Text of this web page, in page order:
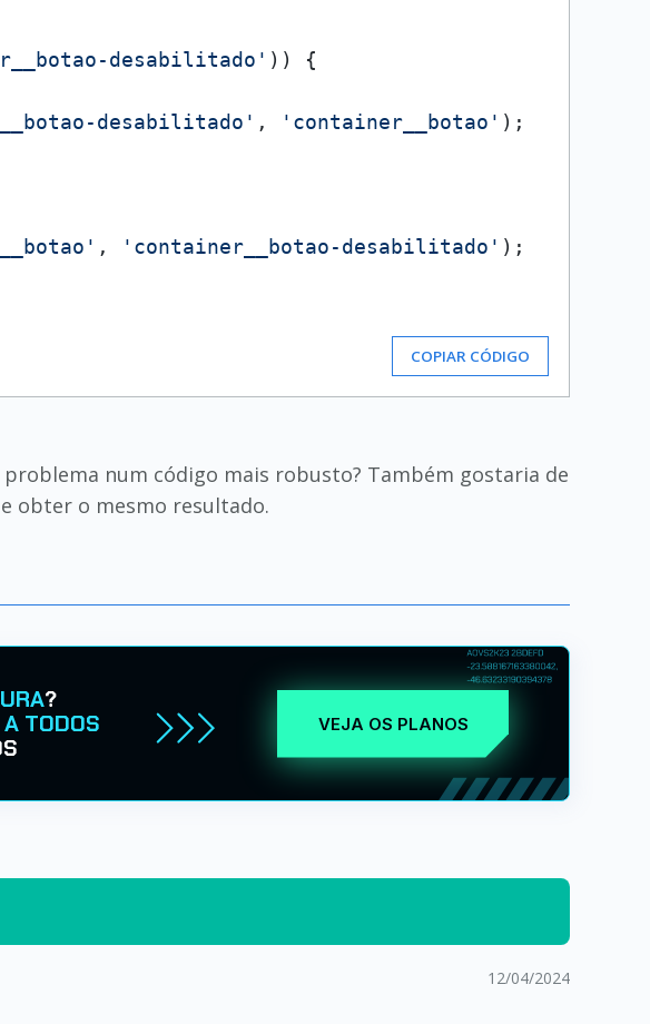
desabilitado' )) {
desabilitado' , 'container__botao' );
, 'container__botao-desabilitado' );
COPIAR CÓDIGO
num código mais robusto? Também gostaria de
obter o mesmo resultado.
?
TODOS
VEJA OS PLANOS
12/04/2024